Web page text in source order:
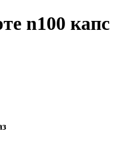
n100 капс